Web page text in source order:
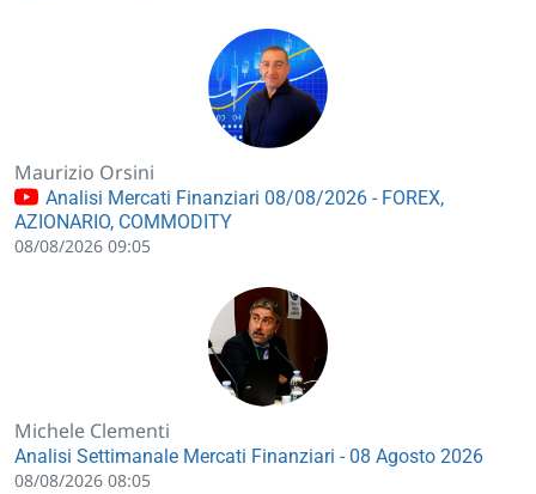
Maurizio Orsini
Analisi Mercati Finanziari 08/08/2026 - FOREX,
AZIONARIO, COMMODITY
08/08/2026 09:05
Michele Clementi
Analisi Settimanale Mercati Finanziari - 08 Agosto 2026
08/08/2026 08:05